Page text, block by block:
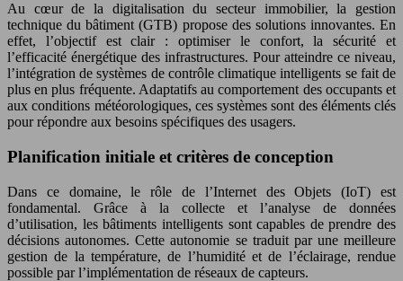
Au cœur de la digitalisation du secteur immobilier, la gestion
technique du bâtiment (GTB) propose des solutions innovantes. En
effet, l’objectif est clair : optimiser le confort, la sécurité et
l’efficacité énergétique des infrastructures. Pour atteindre ce niveau,
l’intégration de systèmes de contrôle climatique intelligents se fait de
plus en plus fréquente. Adaptatifs au comportement des occupants et
aux conditions météorologiques, ces systèmes sont des éléments clés
pour répondre aux besoins spécifiques des usagers.
Planification initiale et critères de conception
Dans ce domaine, le rôle de l’Internet des Objets (IoT) est
fondamental. Grâce à la collecte et l’analyse de données
d’utilisation, les bâtiments intelligents sont capables de prendre des
décisions autonomes. Cette autonomie se traduit par une meilleure
gestion de la température, de l’humidité et de l’éclairage, rendue
possible par l’implémentation de réseaux de capteurs.